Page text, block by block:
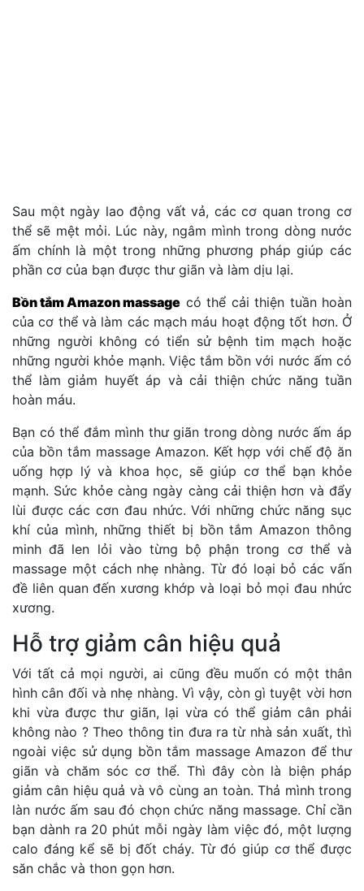
Sau một ngày lao động vất vả, các cơ quan trong cơ
thể sẽ mệt mỏi. Lúc này, ngâm mình trong dòng nước
ấm chính là một trong những phương pháp giúp các
phần cơ của bạn được thư giãn và làm dịu lại.
Bồn tắm Amazon massage có thể cải thiện tuần hoàn
của cơ thể và làm các mạch máu hoạt động tốt hơn. Ở
những người không có tiển sử bệnh tim mạch hoặc
những người khỏe mạnh. Việc tắm bồn với nước ấm có
thể làm giảm huyết áp và cải thiện chức năng tuần
hoàn máu.
Bạn có thể đắm mình thư giãn trong dòng nước ấm áp
của bồn tắm massage Amazon. Kết hợp với chế độ ăn
uống hợp lý và khoa học, sẽ giúp cơ thể bạn khỏe
mạnh. Sức khỏe càng ngày càng cải thiện hơn và đẩy
lùi được các cơn đau nhức. Với những chức năng sục
khí của mình, những thiết bị bồn tắm Amazon thông
minh đã len lỏi vào từng bộ phận trong cơ thể và
massage một cách nhẹ nhàng. Từ đó loại bỏ các vấn
đề liên quan đến xương khớp và loại bỏ mọi đau nhức
xương.
Hỗ trợ giảm cân hiệu quả
Với tất cả mọi người, ai cũng đều muốn có một thân
hình cân đối và nhẹ nhàng. Vì vậy, còn gì tuyệt vời hơn
khi vừa được thư giãn, lại vừa có thể giảm cân phải
không nào ? Theo thông tin đưa ra từ nhà sản xuất, thì
ngoài việc sử dụng bồn tắm massage Amazon để thư
giãn và chăm sóc cơ thể. Thì đây còn là biện pháp
giảm cân hiệu quả và vô cùng an toàn. Thả mình trong
làn nước ấm sau đó chọn chức năng massage. Chỉ cần
bạn dành ra 20 phút mỗi ngày làm việc đó, một lượng
calo đáng kể sẽ bị đốt cháy. Từ đó giúp cơ thể được
săn chắc và thon gọn hơn.